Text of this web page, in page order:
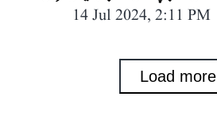
14 Jul 2024, 2:11 PM
Load more